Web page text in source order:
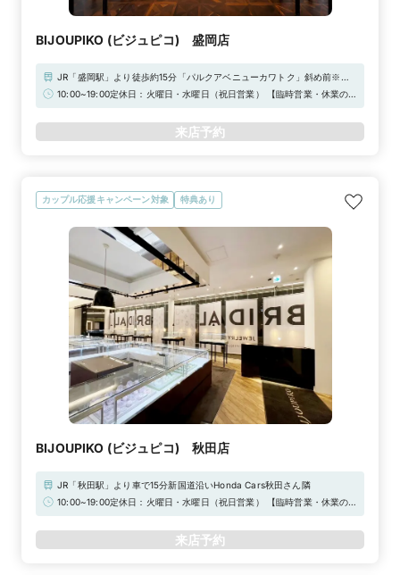
BIJOUPIKO (ビジュピコ) 盛岡店
JR「盛岡駅」より徒歩約15分「パルクアベニューカワトク」斜め前※提
携駐車場『ザパーク（一部対象外あり）』をご利用下さい。サービスチ
10:00~19:00定休日：火曜日・水曜日（祝日営業） 【臨時営業・休業の
時営業いたします。《臨時営業日》 【2026年】祝日 / 9月30日（水）/
12月22日（火）/ 12月23日（水）/ 12月29日（火）/ 12月30日（水）
来店予約
カップル応援キャンペーン対象 特典あり
BIJOUPIKO (ビジュピコ) 秋田店
JR「秋田駅」より車で15分新国道沿いHonda Cars秋田さん隣
10:00~19:00定休日：火曜日・水曜日（祝日営業） 【臨時営業・休業の
時営業いたします。《臨時営業日》 【2026年】祝日 / 9月30日（水） /
12月22日（火）/ 12月23日（水）/ 12月29日（火）/ 12月30日（水）
来店予約